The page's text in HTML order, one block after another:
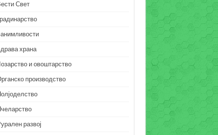
Свет
храна
и овоштарство
производство
развој